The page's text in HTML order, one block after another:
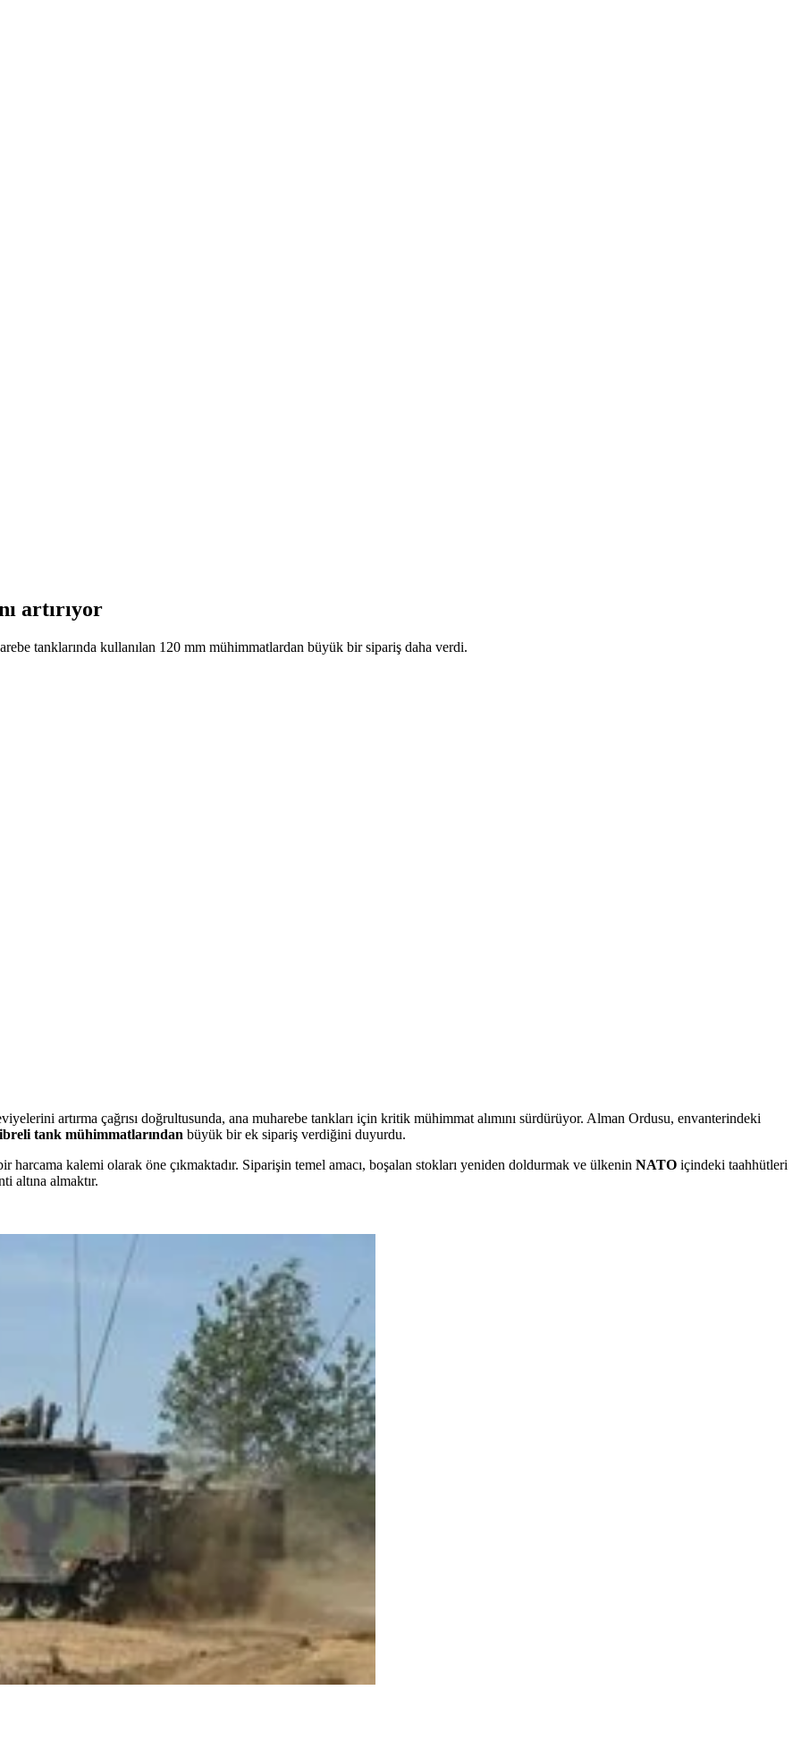
artırıyor
tanklarında kullanılan 120 mm mühimmatlardan büyük bir sipariş daha verdi.
artırma çağrısı doğrultusunda, ana muharebe tankları için kritik mühimmat alımını sürdürüyor. Alman Ordusu, envanterindeki
tank mühimmatlarından büyük bir ek sipariş verdiğini duyurdu.
harcama kalemi olarak öne çıkmaktadır. Siparişin temel amacı, boşalan stokları yeniden doldurmak ve ülkenin NATO içindeki taahhütleri
altına almaktır.